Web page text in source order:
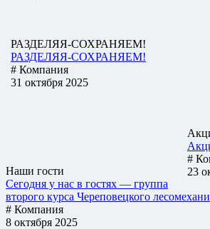
РАЗДЕЛЯЯ-СОХРАНЯЕМ!
РАЗДЕЛЯЯ-СОХРАНЯЕМ!
# Компания
31 октября 2025
#
23
Наши гости
Сегодня у нас в гостях — группа
второго курса Череповецкого
# Компания
8 октября 2025